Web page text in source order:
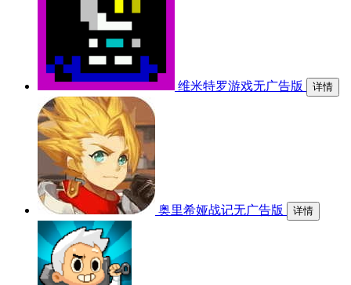
维米特罗游戏无广告版 详情
奥里希娅战记无广告版 详情